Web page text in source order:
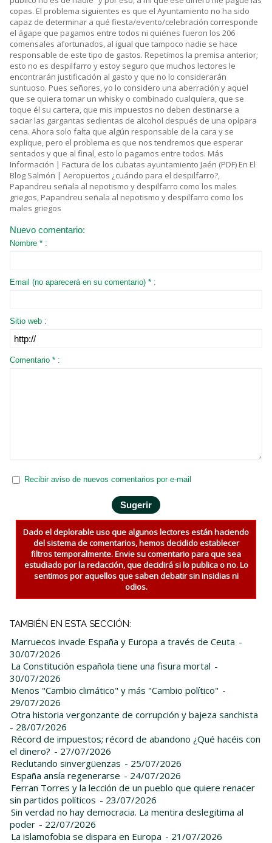
copas. El problema siguientes es que el Ayuntamiento no ha sido
capaz de determinar a qué fiesta/evento/celebración corresponde
el ágape que pagamos entre todos ni quiénes fueron los 206
comensales afortunados, al igual que tampoco nadie se hace
responsable de este tipo de gastos. Repetimos la premisa anterior;
esto no es despilfarro y estoy seguro que muchos lectores le
encontrarán justificación al gasto y que no lo considerarán
suntuoso. Pues señores, yo lo considero una aberración y aquel
que se quiera tomar un whisky o combinado cualquiera, que se
toque él su cartera, que mis impuestos no deben destinarse a
saciar las gargantas sedientas de alcohol después de una opípara
cena. Ahora solo falta que algún responsable de la cara y se
explique, pero el problema es que nos tendremos que esperar
sentados y que al final, esto lo pagamos entre todos. Más
Información | Factura de los cubatas ayuntamiento Jaén (PDF) En El
Blog Salmón | Aeropuertos ¿cuándo para el despilfarro?,
Papandreu señala al nepotismo y despilfarro como los males
griegos, Papandreu señala al nepotismo y despilfarro como los
males griegos
Nuevo comentario:
Nombre * :
Email (no aparecerá en su comentario) * :
Sitio web :
Comentario * :
Recibir aviso de nuevos comentarios por e-mail
Dado el deplorable uso que algunos lectores están haciendo
del sistema de comentarios, hemos decidido establecer
filtros temporalmente. Envie su comentario para que sea
estudiado por la redacción, que decidirá si lo publica o no. Lo
sentimos por aquellos que saben debatir sin insidias ni
odios.
TAMBIÉN EN ESTA SECCIÓN:
Marruecos invade España y Europa a través de Ceuta -
30/07/2026
La Constitución española tiene una fisura mortal -
30/07/2026
Menos "Cambio climático" y más "Cambio político" -
29/07/2026
Otra historia vergonzante de corrupción y bajeza sanchista
- 28/07/2026
Récord de impuestos; récord de abandono ¿Qué hacéis con
el dinero? - 27/07/2026
Reclutando sinvergüenzas - 25/07/2026
España ansía regenerarse - 24/07/2026
Ferran Torres y la lección de un pueblo que quiere renacer
sin partidos políticos - 23/07/2026
Sin verdad no hay democracia. La mentira deslegitima al
poder - 22/07/2026
La islamofobia se dispara en Europa - 21/07/2026